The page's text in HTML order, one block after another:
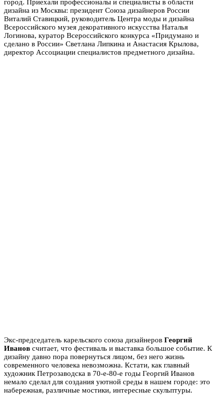
город. Приехали профессионалы и специалисты в области
дизайна из Москвы: президент Союза дизайнеров России
Виталий Ставицкий, руководитель Центра моды и дизайна
Всероссийского музея декоративного искусства Наталья
Логинова, куратор Всероссийского конкурса «Придумано и
сделано в России» Светлана Липкина и Анастасия Крылова,
директор Ассоциации специалистов предметного дизайна.
Экс-председатель карельского союза дизайнеров Георгий
Иванов считает, что фестиваль и выставка большое событие. К
дизайну давно пора повернуться лицом, без него жизнь
современного человека невозможна. Кстати, как главный
художник Петрозаводска в 70-е-80-е годы Георгий Иванов
немало сделал для создания уютной среды в нашем городе: это
набережная, различные мостики, интересные скульптуры.